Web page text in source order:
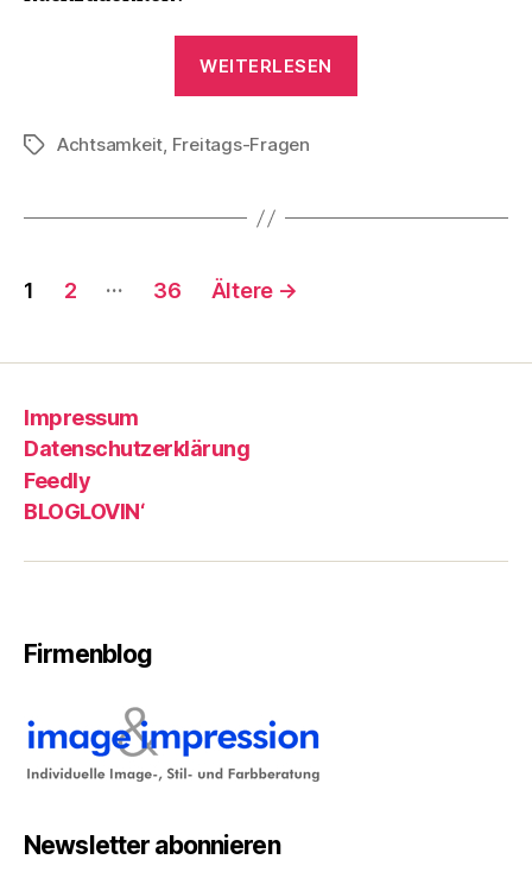
WEITERLESEN
Schlagwörter
Achtsamkeit, Freitags-Fragen
Seitennummerierung
Beiträge
1 2 … 36 Ältere →
Impressum
Datenschutzerklärung
Feedly
BLOGLOVIN‘
Firmenblog
Newsletter abonnieren